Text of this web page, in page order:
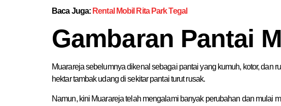
Baca Juga: Rental Mobil Rita Park Tegal
Gambaran Pantai
Muarareja sebelumnya dikenal sebagai pantai yang kumuh, kotor, dan
hektar tambak udang di sekitar pantai turut rusak.
Namun, kini Muarareja telah mengalami banyak perubahan dan mulai